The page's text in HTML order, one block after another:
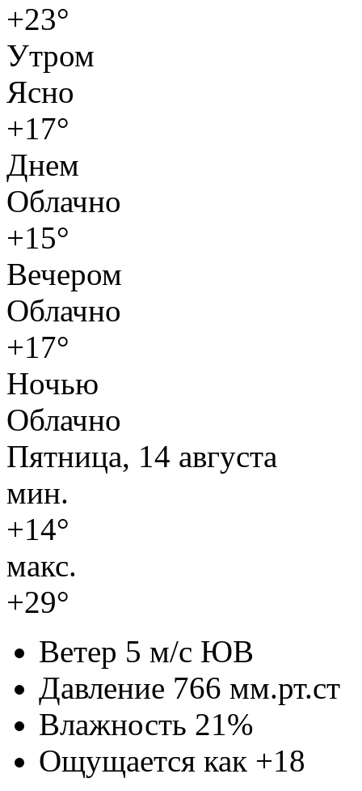
+23°
Утром
Ясно
+17°
Днем
Облачно
+15°
Вечером
Облачно
+17°
Ночью
Облачно
Пятница, 14 августа
мин.
+14°
макс.
+29°
Ветер 5 м/с ЮВ
Давление 766 мм.рт.ст
Влажность 21%
Ощущается как +18